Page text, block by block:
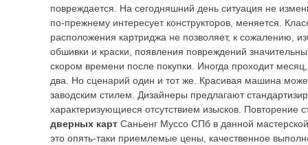
повреждается. На сегодняшний день ситуация не
по-прежнему интересует конструкторов, меняется.
расположения картриджа не позволяет, к сожалению,
обшивки и краски, появления повреждений
скором времени после покупки. Иногда проходит
два. Но сценарий один и тот же. Красивая машина
заводским стилем. Дизайнеры предлагают
характеризующиеся отсутствием изысков. Повторение
дверных карт Саньенг Муссо СПб в данной
это опять-таки приемлемые цены, качественное